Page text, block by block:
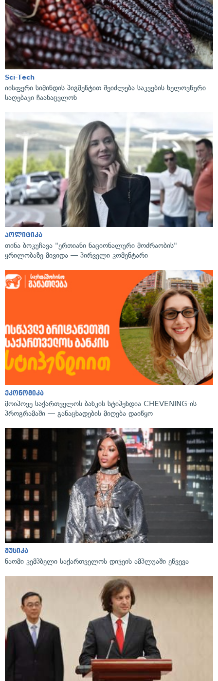
Sci-Tech
იისფერი სიმინდის პიგმენტით შეიძლება საკვების ხელოვნური
საღებავი ჩაანაცვლონ
პოლიტიკა
თინა ბოკუჩავა "ერთიანი ნაციონალური მოძრაობის"
ყრილობაზე მივიდა — პირველი კომენტარი
ეკონომიკა
მოიპოვე საქართველოს ბანკის სტიპენდია CHEVENING-ის
პროგრამაში — განაცხადების მიღება დაიწყო
მუსიკა
ნაომი კემპბელი საქართველოს დიჯეის ამპლუაში ეწვევა